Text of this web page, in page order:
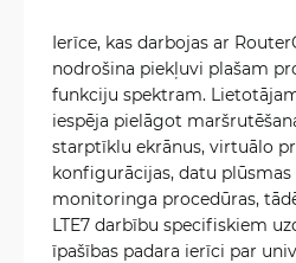
Ierīce, kas darbojas ar
nodrošina piekļuvi plašam
funkciju spektram.
iespēja pielāgot
starptīklu ekrānus, virtuālo
konfigurācijas, datu
monitoringa procedūras,
LTE7 darbību specifiskiem
īpašības padara ierīci par